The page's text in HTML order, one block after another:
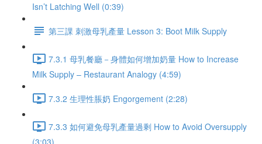
Isn’t Latching Well (0:39)
第三課 刺激母乳產量 Lesson 3: Boot Milk Supply
7.3.1 母乳餐廳－身體如何增加奶量 How to Increase
Milk Supply – Restaurant Analogy (4:59)
7.3.2 生理性脹奶 Engorgement (2:28)
7.3.3 如何避免母乳產量過剩 How to Avoid Oversupply
(3:03)